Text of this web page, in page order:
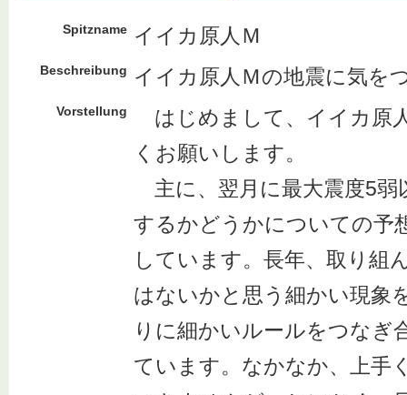
Spitzname イイカ原人Ｍ
Beschreibung イイカ原人Ｍの地震に気をつ
Vorstellung
はじめまして、イイカ原
くお願いします。
主に、翌月に最大震度5弱
するかどうかについての予
しています。長年、取り組
はないかと思う細かい現象
りに細かいルールをつなぎ
ています。なかなか、上手